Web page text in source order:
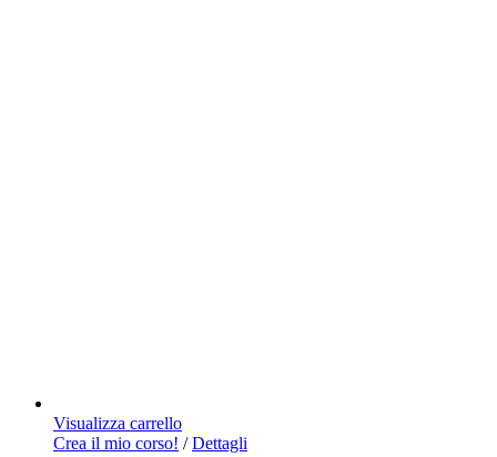
Visualizza carrello
Crea il mio corso! / Dettagli